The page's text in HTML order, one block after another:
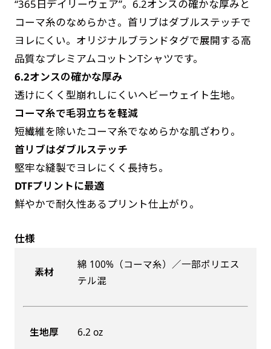
“365日デイリーウェア”。6.2オンスの確かな厚みと
コーマ糸のなめらかさ。首リブはダブルステッチで
ヨレにくい。オリジナルブランドタグで展開する高
品質なプレミアムコットンTシャツです。
6.2オンスの確かな厚み
透けにくく型崩れしにくいヘビーウェイト生地。
コーマ糸で毛羽立ちを軽減
短繊維を除いたコーマ糸でなめらかな肌ざわり。
首リブはダブルステッチ
堅牢な縫製でヨレにくく長持ち。
DTFプリントに最適
鮮やかで耐久性あるプリント仕上がり。
仕様
素材
綿 100%（コーマ糸）／一部ポリエス
テル混
生地厚 6.2 oz
す。かわいいい＆おしゃれなのぼりです。台はセ
ットでついてます。
ジャンボ(90x270)
遠くからでも視認しやすいジャンボサイズです。
駐車場などのスペースに余裕がある場所で大々的
に宣伝できます。
4mまたは5mのポールが必要です。
掛け軸のように吊り下げ式にします。上部に棒袋
す。かわいいい＆おしゃれなのぼりです。台はセ
ットでついてます。
ジャンボ(270x90)
遠くからでも視認しやすいジャンボサイズです。
駐車場などのスペースに余裕がある場所で大々的
に宣伝できます。
4mまたは5mのポールが必要です。
掛け軸のように吊り下げ式にします。上部に棒袋